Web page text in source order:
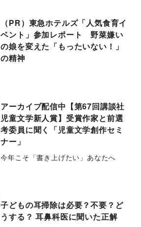
（PR）東急ホテルズ「人気食育イ
ベント」参加レポート 野菜嫌い
の娘を変えた「もったいない！」
の精神
アーカイブ配信中【第67回講談社
児童文学新人賞】受賞作家と前選
考委員に聞く「児童文学創作セミ
ナー」
今年こそ「書き上げたい」あなたへ
子どもの耳掃除は必要？不要？ど
うする？ 耳鼻科医に聞いた正解